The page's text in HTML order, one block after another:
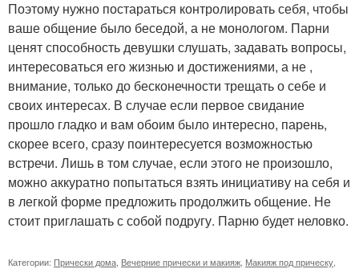
Поэтому нужно постараться контролировать себя, чтобы
ваше общение было беседой, а не монологом. Парни
ценят способность девушки слушать, задавать вопросы,
интересоваться его жизнью и достижениями, а не ,
внимание, только до бесконечности трещать о себе и
своих интересах. В случае если первое свидание
прошло гладко и вам обоим было интересно, парень,
скорее всего, сразу поинтересуется возможностью
встречи. Лишь в том случае, если этого не произошло,
можно аккуратно попытаться взять инициативу на себя и
в легкой форме предложить продолжить общение. Не
стоит приглашать с собой подругу. Парню будет неловко.
Категории: Прически дома Вечерние прически и макияж Макияж под прическу